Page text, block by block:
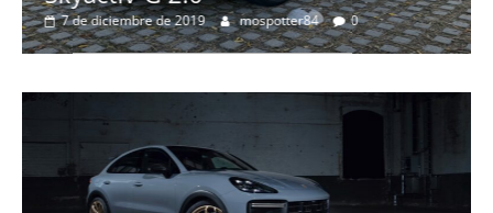
mospotter84 0
más espectacular
8 de septiembre de 2019